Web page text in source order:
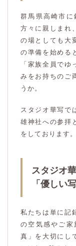
群馬県高崎市
方々に親しまれ
の場としても大
の準備を始める
「家族全員で
みをお持ちのご
うか。
スタジオ華写で
雄神社への参拝
をしております。
スタジオ
「優しい
私たちは単に記
の空気感やご
真」を大切にし